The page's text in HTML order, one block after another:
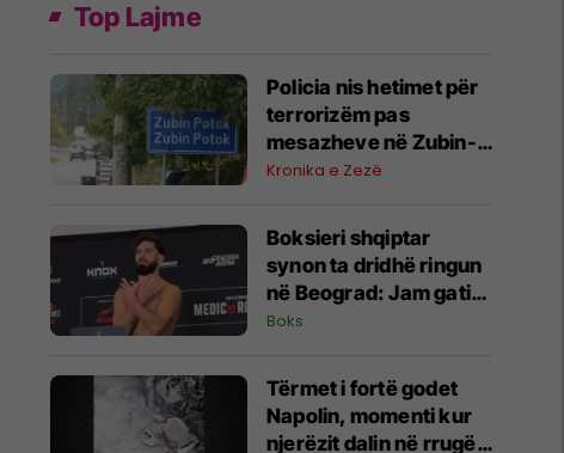
Top Lajme
Policia nis hetimet për
terrorizëm pas
mesazheve në Zubin-
Potok
Kronika e Zezë
Boksieri shqiptar
synon ta dridhë ringun
në Beograd: Jam gati,
Zoti e bekoftë
Boks
Tërmet i fortë godet
Napolin, momenti kur
njerëzit dalin në rrugë -